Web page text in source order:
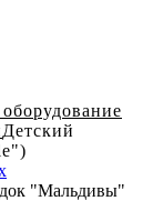
Детский
"Мальдивы"